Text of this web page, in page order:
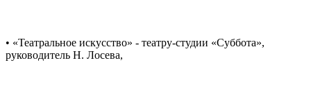
• «Театральное искусство» - театру-студии «Суббота»,
руководитель Н. Лосева,